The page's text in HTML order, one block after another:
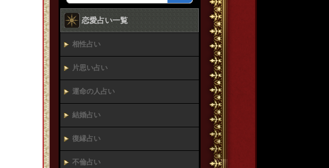
恋愛占い一覧
相性占い
片思い占い
運命の人占い
結婚占い
復縁占い
不倫占い